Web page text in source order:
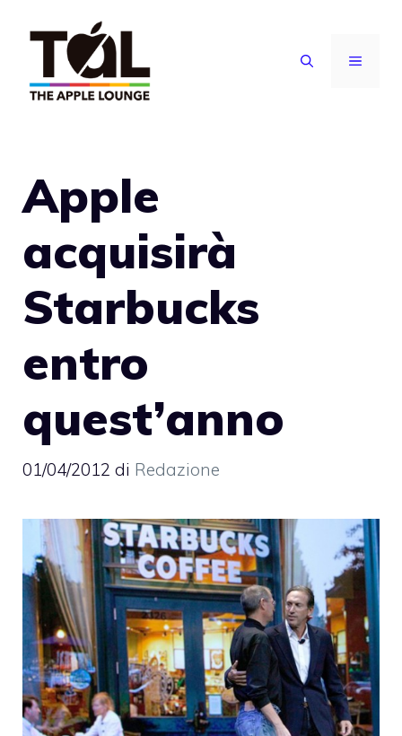
contenuto
MENU
Apple
acquisirà
Starbucks
entro
quest’anno
01/04/2012 di Redazione